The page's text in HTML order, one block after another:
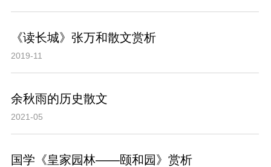
《读长城》张万和散文赏析
2019-11
余秋雨的历史散文
2021-05
国学《皇家园林——颐和园》赏析